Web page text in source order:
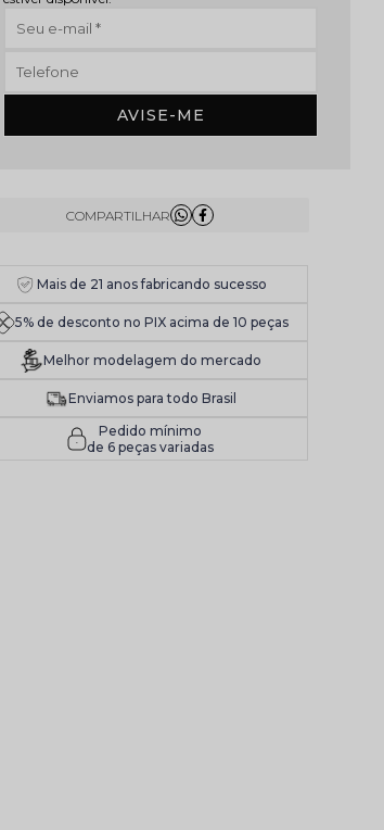
AVISE-ME
Mais de 21 anos fabricando sucesso
5% de desconto no PIX acima de 10 peças
Melhor modelagem do mercado
Enviamos para todo Brasil
Pedido mínimo
de 6 peças variadas